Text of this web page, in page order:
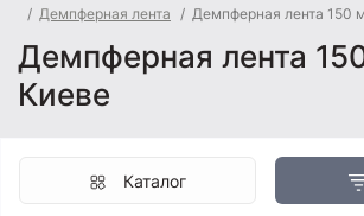
Демпферная лента
Демпферная лента 150
Демпферная лента
Киеве
Каталог